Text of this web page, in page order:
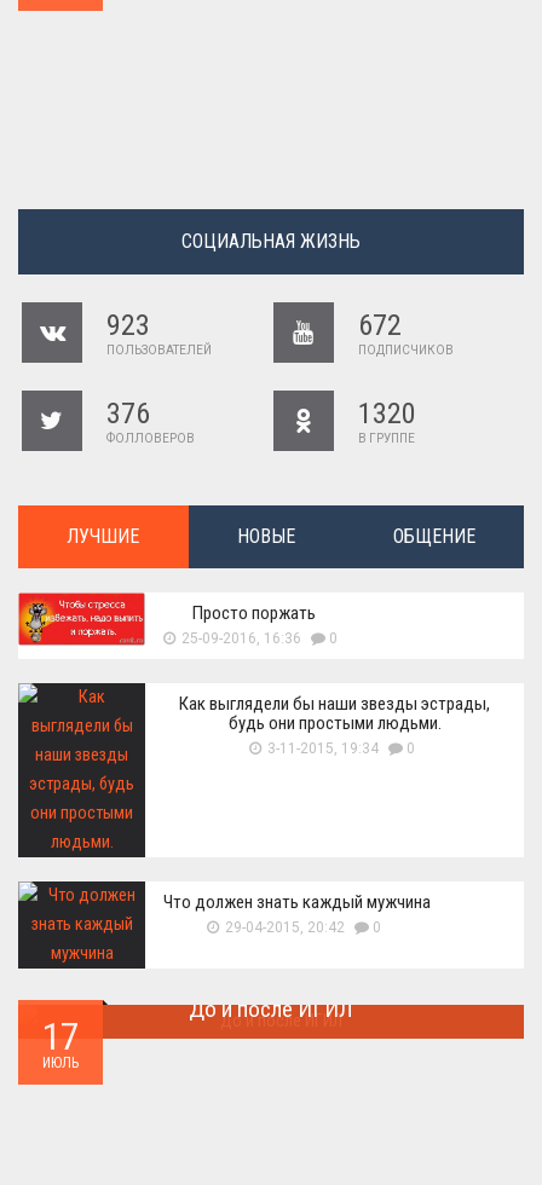
СОЦИАЛЬНАЯ ЖИЗНЬ
923
ПОЛЬЗОВАТЕЛЕЙ
672
ПОДПИСЧИКОВ
376
ФОЛЛОВЕРОВ
1320
В ГРУППЕ
ЛУЧШИЕ НОВЫЕ ОБЩЕНИЕ
Просто поржать
25-09-2016, 16:36 0
Как выглядели бы наши звезды эстрады,
будь они простыми людьми.
3-11-2015, 19:34 0
Что должен знать каждый мужчина
29-04-2015, 20:42 0
17
ИЮЛЬ
До и после ИГИЛ